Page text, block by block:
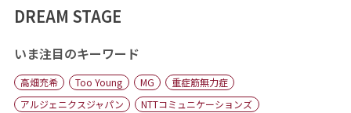
ニュース
おすすめコンテンツ
出版物
DREAM STAGE
いま注目のキーワード
高畑充希 Too Young MG
重症筋無力症
アルジェニクスジャパン
NTTコミュニケーションズ